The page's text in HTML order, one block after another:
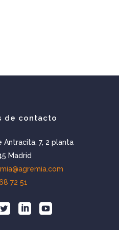
de contacto
Antracita, 7, 2 planta
Madrid
72 51